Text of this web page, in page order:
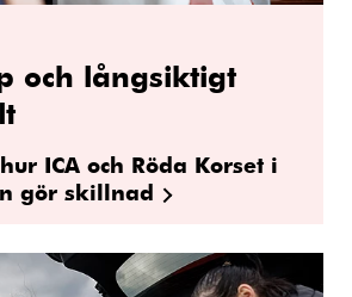
och långsiktigt
ICA och Röda Korset i
gör skillnad